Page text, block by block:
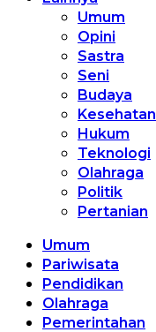
Umum
Opini
Sastra
Seni
Budaya
Kesehatan
Hukum
Teknologi
Olahraga
Politik
Pertanian
Umum
Pariwisata
Pendidikan
Olahraga
Pemerintahan